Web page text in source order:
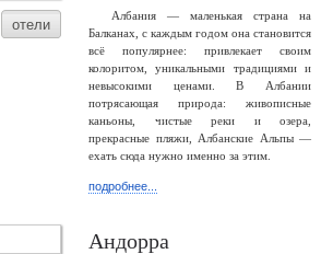
отели
Албания — маленькая страна на
Балканах, с каждым годом она становится
всё популярнее: привлекает своим
колоритом, уникальными традициями и
невысокими ценами. В Албании
потрясающая природа: живописные
каньоны, чистые реки и озера,
прекрасные пляжи, Албанские Альпы —
ехать сюда нужно именно за этим.
подробнее...
Андорра